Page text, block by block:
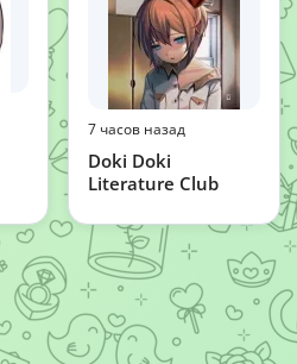
7 часов назад
Doki Doki
Literature Club